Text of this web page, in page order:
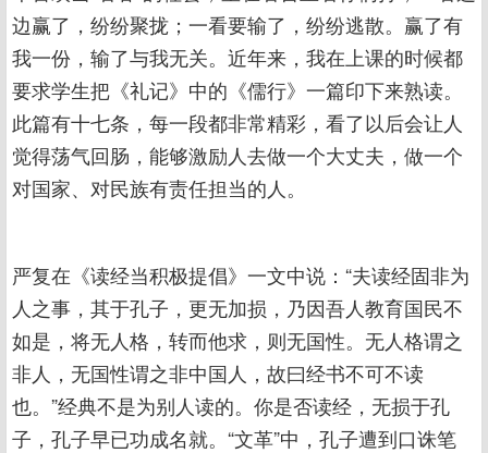
边赢了，纷纷聚拢；一看要输了，纷纷逃散。赢了有
我一份，输了与我无关。近年来，我在上课的时候都
要求学生把《礼记》中的《儒行》一篇印下来熟读。
此篇有十七条，每一段都非常精彩，看了以后会让人
觉得荡气回肠，能够激励人去做一个大丈夫，做一个
对国家、对民族有责任担当的人。
严复在《读经当积极提倡》一文中说：“夫读经固非为
人之事，其于孔子，更无加损，乃因吾人教育国民不
如是，将无人格，转而他求，则无国性。无人格谓之
非人，无国性谓之非中国人，故曰经书不可不读
也。”经典不是为别人读的。你是否读经，无损于孔
子，孔子早已功成名就。“文革”中，孔子遭到口诛笔